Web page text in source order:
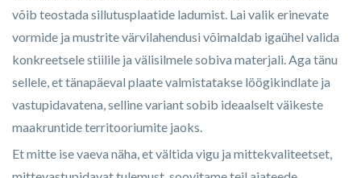
võib teostada sillutusplaatide ladumist. Lai valik erinevate
vormide ja mustrite värvilahendusi võimaldab igaühel valida
konkreetsele stiilile ja välisilmele sobiva materjali. Aga tänu
sellele, et tänapäeval plaate valmistatakse löögikindlate ja
vastupidavatena, selline variant sobib ideaalselt väikeste
maakruntide territooriumite jaoks.
Et mitte ise vaeva näha, et vältida vigu ja mittekvaliteetset,